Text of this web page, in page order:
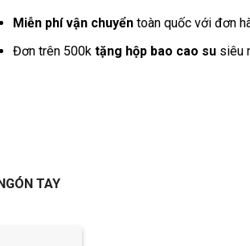
Miễn phí vận chuyển toàn quốc với đơn
Đơn trên 500ktặng hộp bao cao su siêu
TAY